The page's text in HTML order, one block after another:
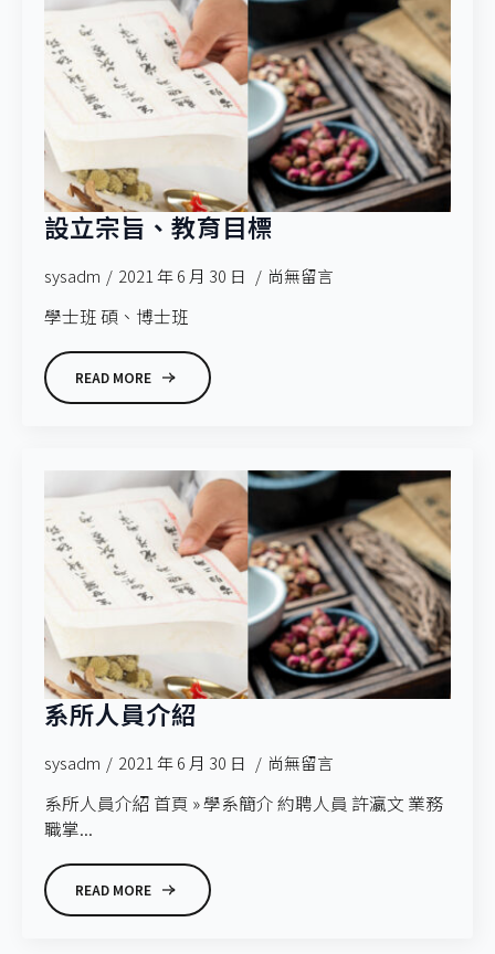
設立宗旨、教育目標
sysadm 2021 年 6 月 30 日 尚無留言
學士班 碩、博士班
READ MORE
系所人員介紹
sysadm 2021 年 6 月 30 日 尚無留言
系所人員介紹 首頁 » 學系簡介 約聘人員 許瀛文 業務
職掌...
READ MORE